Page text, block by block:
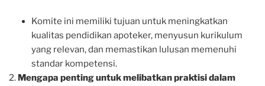
Komite ini memiliki tujuan untuk meningkatkan
kualitas pendidikan apoteker, menyusun kurikulum
yang relevan, dan memastikan lulusan memenuhi
standar kompetensi.
Mengapa penting untuk melibatkan praktisi dalam